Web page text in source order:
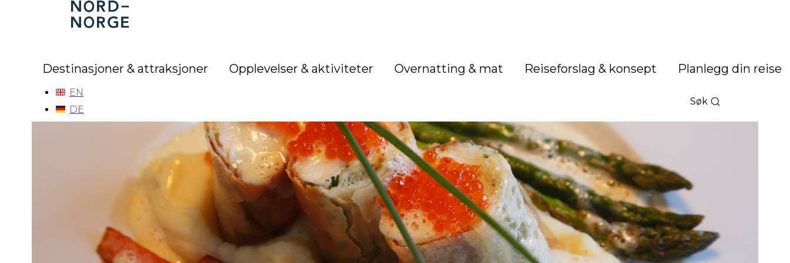
Nord-
Norge
Destinasjoner & attraksjoner Opplevelser & aktiviteter Overnatting & mat Reiseforslag & konsept Planlegg din reise
Søk
EN
DE